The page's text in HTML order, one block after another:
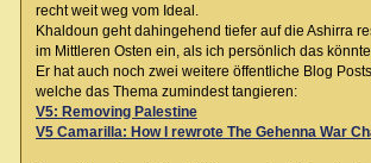
recht weit weg vom Ideal.
Khaldoun geht dahingehend tiefer auf die Ashirra
im Mittleren Osten ein, als ich persönlich das könnte.
Er hat auch noch zwei weitere öffentliche Blog
welche das Thema zumindest tangieren:
V5: Removing Palestine
V5 Camarilla: How I rewrote The Gehenna War